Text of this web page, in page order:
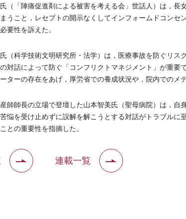
（「陣痛促進剤による被害を考える会」世話人）は，長
うこと，レセプトの開示なくしてインフォームドコンセ
要性を訴えた。
（科学技術文明研究所・法学）は，医療事故を防ぐリス
対話によって防ぐ「コンフリクトマネジメント」が重
ターの存在をあげ，厚労省での養成状況や，院内でのメ
師師長の立場で登壇した山本智美氏（聖母病院）は，自
悩を受け止めずに誤解を解こうとする対話がトラブル
との重要性を指摘した。
連載一覧